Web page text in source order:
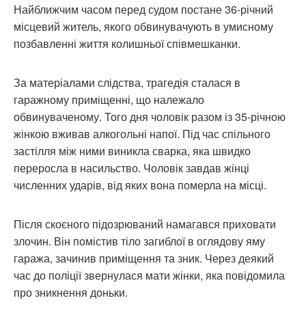
Найближчим часом перед судом постане 36-річний
місцевий житель, якого обвинувачують в умисному
позбавленні життя колишньої співмешканки.
За матеріалами слідства, трагедія сталася в
гаражному приміщенні, що належало
обвинуваченому. Того дня чоловік разом із 35-річною
жінкою вживав алкогольні напої. Під час спільного
застілля між ними виникла сварка, яка швидко
переросла в насильство. Чоловік завдав жінці
численних ударів, від яких вона померла на місці.
Після скоєного підозрюваний намагався приховати
злочин. Він помістив тіло загиблої в оглядову яму
гаража, зачинив приміщення та зник. Через деякий
час до поліції звернулася мати жінки, яка повідомила
про зникнення доньки.